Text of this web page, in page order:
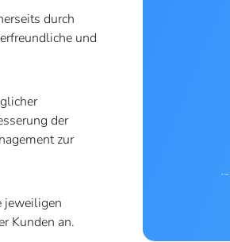
durch
und
der
zur
jeweiligen
Kunden an.